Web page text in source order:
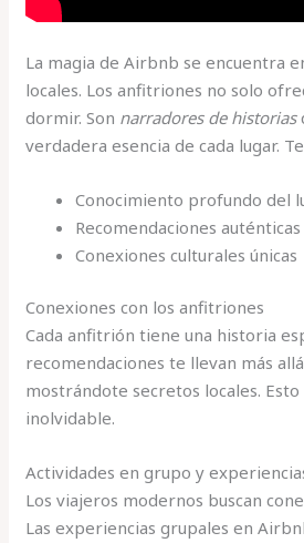
La magia de Airbnb se encuentra
locales. Los anfitriones no solo
dormir. Son narradores de historias
verdadera esencia de cada lugar.
Conocimiento profundo del
Recomendaciones auténticas
Conexiones culturales únicas
Conexiones con los anfitriones
Cada anfitrión tiene una historia
recomendaciones te llevan más
mostrándote secretos locales. Esto
inolvidable.
Actividades en grupo y
Los viajeros modernos buscan
Las experiencias grupales en